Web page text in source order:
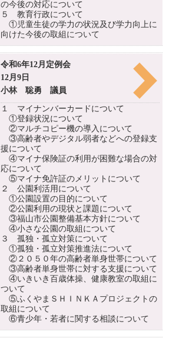
の今後の対応について
５ 教育行政について
①児童生徒の学力の状況及び学力向上に
向けた今後の取組について
令和6年12月定例会
12月9日
小林 聡勇 議員
１ マイナンバーカードについて
①登録状況について
②マルチコピー機の導入について
③高齢者やデジタル弱者などへの登録支
援について
④マイナ保険証の利用が困難な場合の対
応について
⑤マイナ免許証のメリットについて
２ 公園利活用について
①公園設置の目的について
②公園利用の現状と課題について
③福山市公園整備基本方針について
④小さな公園の取組について
３ 孤独・孤立対策について
①孤独・孤立対策推進法について
②２０５０年の高齢者単身世帯について
③高齢者単身世帯に対する支援について
④いきいき百歳体操、健康教室の取組に
ついて
⑤ふくやまＳＨＩＮＫＡプロジェクトの
取組について
⑥青少年・若者に関する相談について